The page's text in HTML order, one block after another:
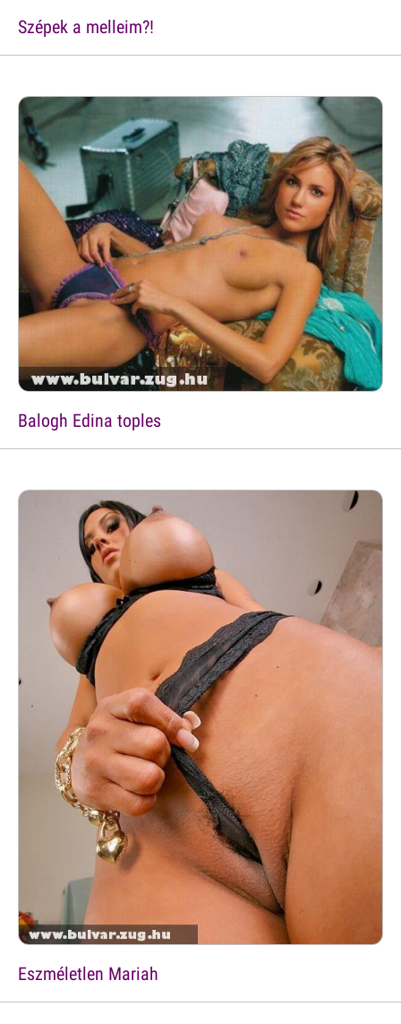
Szépek a melleim?!
Balogh Edina toples
Eszméletlen Mariah